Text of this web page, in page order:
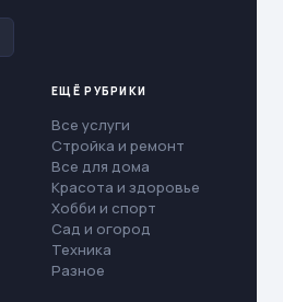
ЕЩЁ РУБРИКИ
Все услуги
Стройка и ремонт
Все для дома
Красота и здоровье
Хобби и спорт
Сад и огород
Техника
Разное